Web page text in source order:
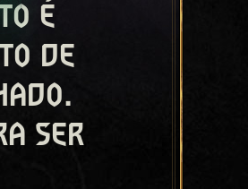
é
de
ser